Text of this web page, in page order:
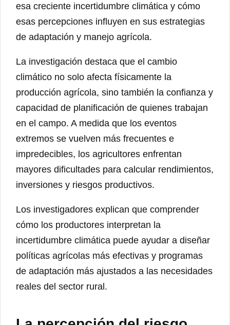
esa creciente incertidumbre climática y cómo
esas percepciones influyen en sus estrategias
de adaptación y manejo agrícola.
La investigación destaca que el cambio
climático no solo afecta físicamente la
producción agrícola, sino también la confianza y
capacidad de planificación de quienes trabajan
en el campo. A medida que los eventos
extremos se vuelven más frecuentes e
impredecibles, los agricultores enfrentan
mayores dificultades para calcular rendimientos,
inversiones y riesgos productivos.
Los investigadores explican que comprender
cómo los productores interpretan la
incertidumbre climática puede ayudar a diseñar
políticas agrícolas más efectivas y programas
de adaptación más ajustados a las necesidades
reales del sector rural.